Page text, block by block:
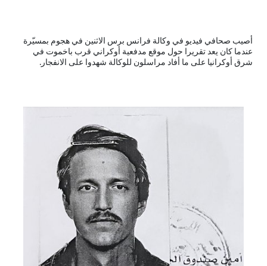
أصيب صحافي فيديو في وكالة فرانس برس الاثنين في هجوم بمسيّرة
عندما كان يعد تقريرا حول موقع مدفعية أوكراني قرب باخموت في
شرق أوكرانيا على ما أفاد مراسلون للوكالة شهدوا على الانفجار.